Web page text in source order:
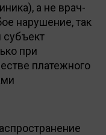
а не врач-
нарушение, так
субъект
при
платежного